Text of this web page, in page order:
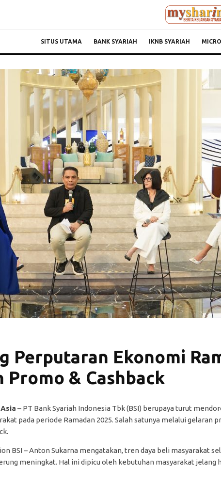
SITUS UTAMA BANK SYARIAH IKNB SYARIAH
Perputaran Ekonomi
Promo & Cashback
– PT Bank Syariah Indonesia Tbk (BSI) berupaya turut
pada periode Ramadan 2025. Salah satunya melalui gelaran
BSI – Anton Sukarna mengatakan, tren daya beli masyarakat
meningkat. Hal ini dipicu oleh kebutuhan masyarakat jelang